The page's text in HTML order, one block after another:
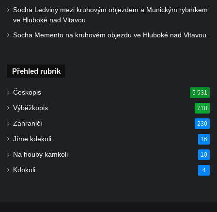
Šenově
Kašna pramene Antala Staška na Riegrově
stezce u Spálova
Kašna na náměstí Dr. E. Beneše v Jirkově
Kašna se sochou Odyssea na zámku
Červený Hrádek
Kašna se sochou Polyfema na zámku
Socha Ledviny mezi kruhovým objezdem a Munickým rybníkem
ve Hluboké nad Vltavou
Socha Memento na kruhovém objezdu ve Hluboké nad Vltavou
Přehled rubrik
Českopis 5 531
Výběžkopis 718
Zahraničí 230
Jíme kdekoli 16
Na houby kamkoli 10
Kdokoli 4